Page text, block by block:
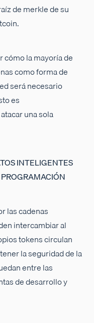
de merkle de su
cómo la mayoría de
como forma de
será necesario
es
una sola
INTELIGENTES
las cadenas
intercambiar al
tokens circulan
la seguridad de la
entre las
de desarrollo y